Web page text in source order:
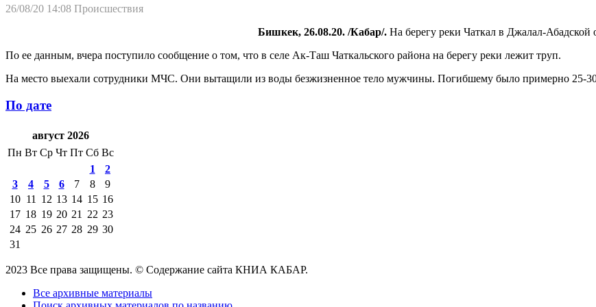
26/08/20 14:08 Происшествия
Бишкек, 26.08.20. /Кабар/. На берегу реки Чаткал в Джалал-
По ее данным, вчера поступило сообщение о том, что в селе Ак-Таш Чаткальского района на берегу реки лежит труп.
На место выехали сотрудники МЧС. Они вытащили из воды безжизненное тело мужчины. Погибшему было примерно 25-30
По дате
август 2026
Пн Вт Ср Чт Пт Сб Вс
1
2
3
4 5 6 7 8
9
10 11 12 13 14 15 16
17 18 19 20 21 22 23
24 25 26 27 28 29 30
31
2023 Все права защищены. © Содержание сайта КНИА КАБАР.
Все архивные материалы